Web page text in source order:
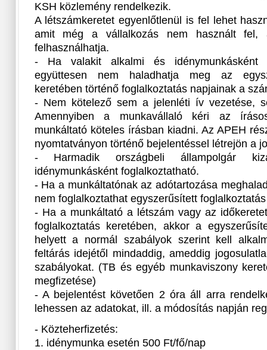
KSH közlemény rendelkezik.
A létszámkeretet egyenlőtlenül is fel lehet
amit még a vállalkozás nem használt fel,
felhasználhatja.
- Ha valakit alkalmi és idénymunkásként
együttesen nem haladhatja meg az
keretében történő foglalkoztatás napjainak a
- Nem kötelező sem a jelenléti ív vezetése,
Amennyiben a munkavállaló kéri az
munkáltató köteles írásban kiadni. Az APEH
nyomtatványon történő bejelentéssel létrejön a
- Harmadik országbeli állampolgár
idénymunkásként foglalkoztatható.
- Ha a munkáltatónak az adótartozása
nem foglalkoztathat egyszerűsített
- Ha a munkáltató a létszám vagy az
foglalkoztatás keretében, akkor a
helyett a normál szabályok szerint kell
feltárás idejétől mindaddig, ameddig
szabályokat. (TB és egyéb munkaviszony
megfizetése)
- A bejelentést követően 2 óra áll arra
lehessen az adatokat, ill. a módosítás napján
- Közteherfizetés:
1. idénymunka esetén 500 Ft/fő/nap